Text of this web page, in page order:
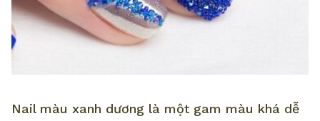
Nail màu xanh dương là một gam màu khá dễ